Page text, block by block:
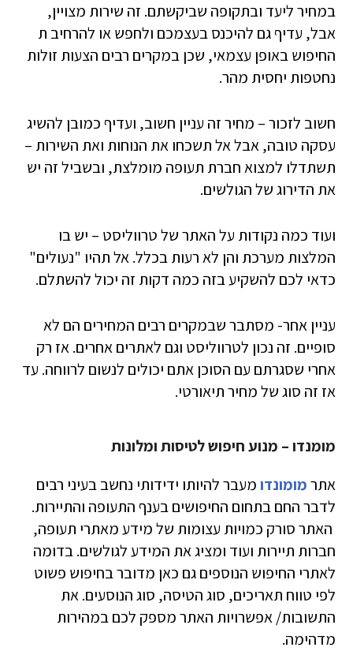
במחיר ליעד ובתקופה שביקשתם. זה שירות מצויין,
אבל, עדיף גם להיכנס בעצמכם ולחפש או להרחיב ת
החיפוש באופן עצמאי, שכן במקרים רבים הצעות זולות
נחטפות יחסית מהר.
חשוב לזכור – מחיר זה עניין חשוב, ועדיף כמובן להשיג
עסקה טובה, אבל אל תשכחו את הנוחות ואת השירות –
תשתדלו למצוא חברת תעופה מומלצת, ובשביל זה יש
את הדירוג של הגולשים.
ועוד כמה נקודות על האתר של טרווליסט – יש בו
המלצות מערכת והן לא רעות בכלל. אל תהיו "נעולים"
כדאי לכם להשקיע בזה כמה דקות זה יכול להשתלם.
עניין אחר- מסתבר שבמקרים רבים המחירים הם לא
סופיים. זה נכון לטרווליסט וגם לאתרים אחרים. אז רק
אחרי שסגרתם עם הסוכן אתם יכולים לנשום לרווחה. עד
אז זה סוג של מחיר תיאורטי.
מומנדו – מנוע חיפוש לטיסות ומלונות
אתרמומונדומעבר להיותו ידידותי נחשב בעיני רבים
לדבר החם בתחום החיפושים בענף התעופה והתיירות.
האתר סורק כמויות עצומות של מידע מאתרי תעופה,
חברות תיירות ועוד ומציג את המידע לגולשים. בדומה
לאתרי החיפוש הנוספים גם כאן מדובר בחיפוש פשוט
לפי טווח תאריכים, סוג הטיסה, סוג הנוסעים. את
התשובות/ אפשרויות האתר מספק לכם במהירות
מדהימה.